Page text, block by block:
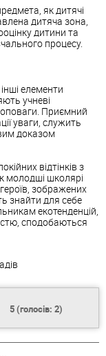
як дитячі
дитяча зона,
дитини та
процесу.
елементи
учневі
Приємний
уваги, служить
доказом
відтінків з
молодші школярі
зображених
знайти для себе
екотенденцій,
сподобаються
5(голосів: 2)